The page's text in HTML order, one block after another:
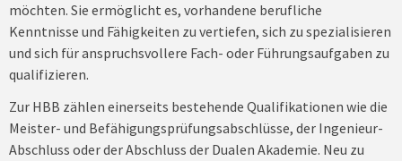
möchten. Sie ermöglicht es, vorhandene berufliche
Kenntnisse und Fähigkeiten zu vertiefen, sich zu spezialisieren
und sich für anspruchsvollere Fach- oder Führungsaufgaben zu
qualifizieren.
Zur HBB zählen einerseits bestehende Qualifikationen wie die
Meister- und Befähigungsprüfungsabschlüsse, der Ingenieur-
Abschluss oder der Abschluss der Dualen Akademie. Neu zu